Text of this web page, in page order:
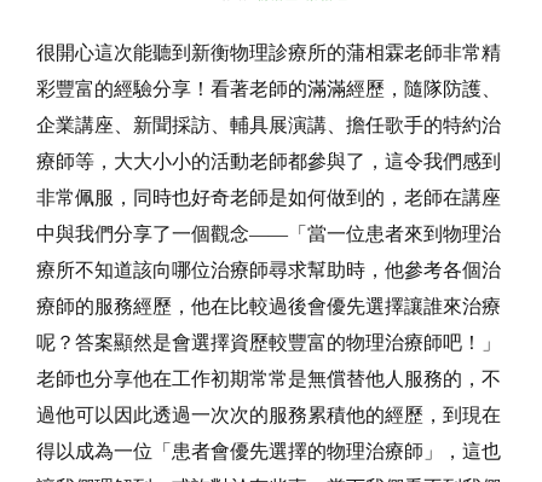
很開心這次能聽到新衡物理診療所的蒲相霖老師非常精
彩豐富的經驗分享！看著老師的滿滿經歷，隨隊防護、
企業講座、新聞採訪、輔具展演講、擔任歌手的特約治
療師等，大大小小的活動老師都參與了，這令我們感到
非常佩服，同時也好奇老師是如何做到的，老師在講座
中與我們分享了一個觀念——「當一位患者來到物理治
療所不知道該向哪位治療師尋求幫助時，他參考各個治
療師的服務經歷，他在比較過後會優先選擇讓誰來治療
呢？答案顯然是會選擇資歷較豐富的物理治療師吧！」
老師也分享他在工作初期常常是無償替他人服務的，不
過他可以因此透過一次次的服務累積他的經歷，到現在
得以成為一位「患者會優先選擇的物理治療師」，這也